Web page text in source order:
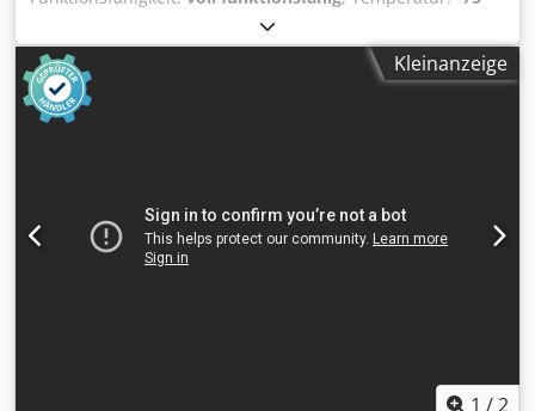
, Gesamtbreite:
Gesamthöhe:2’000 mm, Nutzvolumen des Behälters:100 l,
Die Anlage wurde vom Hersteller fachgerecht
zurückgebaut und außer Betrieb genommen. Die Platten
wurden zusammengefahren. TECHNISCHE DETAILS
Abmessungen Raumbedarf Gefriertrocknungsanlage:
1.300 × 1.300 × 2.000 mm Raumbedarf Zusatzkomponente:
1.800 × 600 × 2.000 mm Djdpfx Akszrfa Dehewa
Kleinanzeige
1 / 2